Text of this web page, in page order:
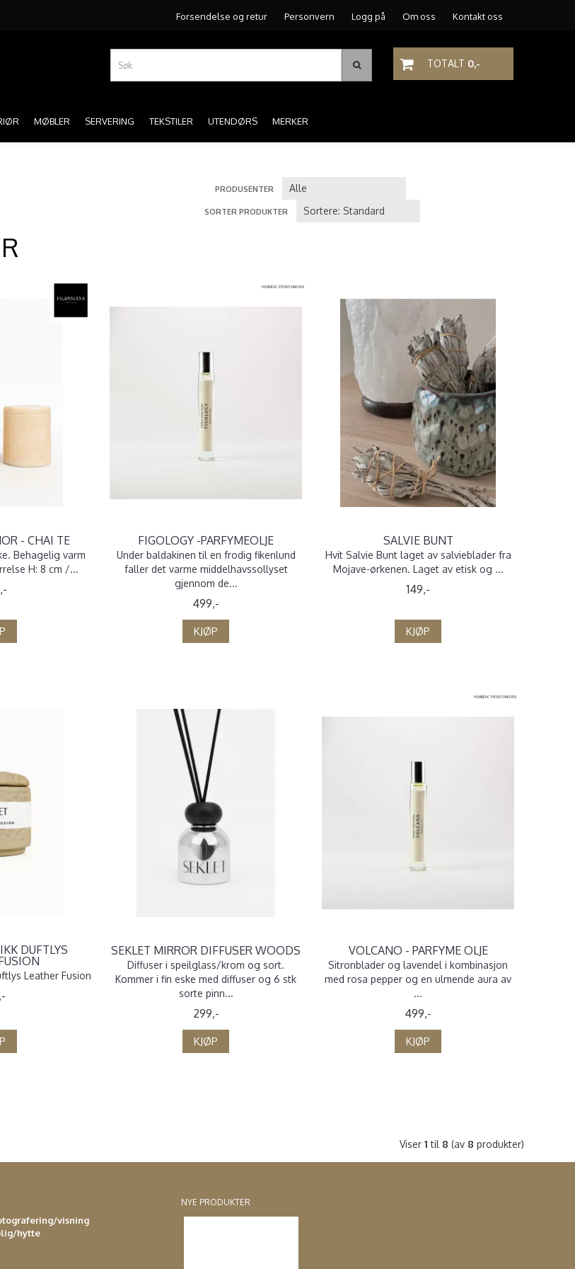
Forsendelse og retur Personvern Logg på Om oss Kontakt oss
TOTALT 0,-
MØBLER SERVERING TEKSTILER UTENDØRS MERKER
PRODUSENTER
SORTER PRODUKTER
- CHAI TE
Behagelig varm
H: 8 cm /...
FIGOLOGY -PARFYMEOLJE
Under baldakinen til en frodig fikenlund
faller det varme middelhavssollyset
gjennom de...
499,-
KJØP
SALVIE BUNT
Hvit Salvie Bunt laget av salvieblader fra
Mojave-ørkenen. Laget av etisk og ...
149,-
KJØP
DUFTLYS
Leather Fusion
SEKLET MIRROR DIFFUSER WOODS
Diffuser i speilglass/krom og sort.
Kommer i fin eske med diffuser og 6 stk
sorte pinn...
299,-
KJØP
VOLCANO - PARFYME OLJE
Sitronblader og lavendel i kombinasjon
med rosa pepper og en ulmende aura av
...
499,-
KJØP
Viser 1 til 8 (av 8 produkter)
visning
hytte
NYE PRODUKTER